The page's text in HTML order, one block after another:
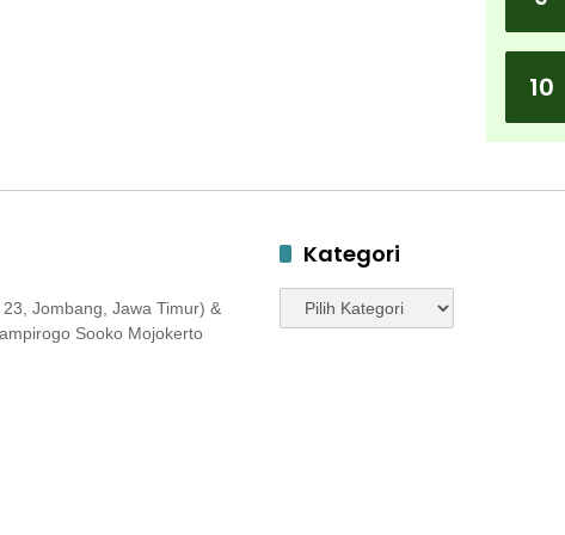
10
Jombang, Jawa Timur) &
Sooko Mojokerto
Kategori
Kategori